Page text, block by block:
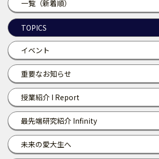
一覧（新着順）
TOPICS
イベント
重要なお知らせ
授業紹介 I Report
最先端研究紹介 Infinity
未来の愛大生へ